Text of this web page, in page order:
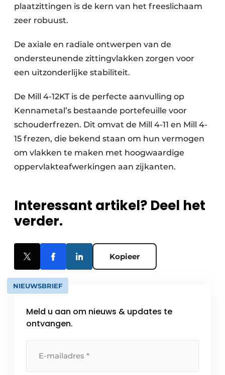
plaatzittingen is de kern van het freeslichaam
zeer robuust.
De axiale en radiale ontwerpen van de
ondersteunende zittingvlakken zorgen voor
een uitzonderlijke stabiliteit.
De Mill 4-12KT is de perfecte aanvulling op
Kennametal’s bestaande portefeuille voor
schouderfrezen. Dit omvat de Mill 4-11 en Mill 4-
15 frezen, die bekend staan om hun vermogen
om vlakken te maken met hoogwaardige
oppervlakteafwerkingen aan zijkanten.
Interessant artikel? Deel het
verder.
Kopieer
NIEUWSBRIEF
Meld u aan om nieuws & updates te
ontvangen.